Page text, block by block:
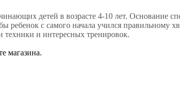
детей в возрасте 4-10 лет. Основание
ребенок с самого начала учился правильному
техники и интересных тренировок.
магазина.